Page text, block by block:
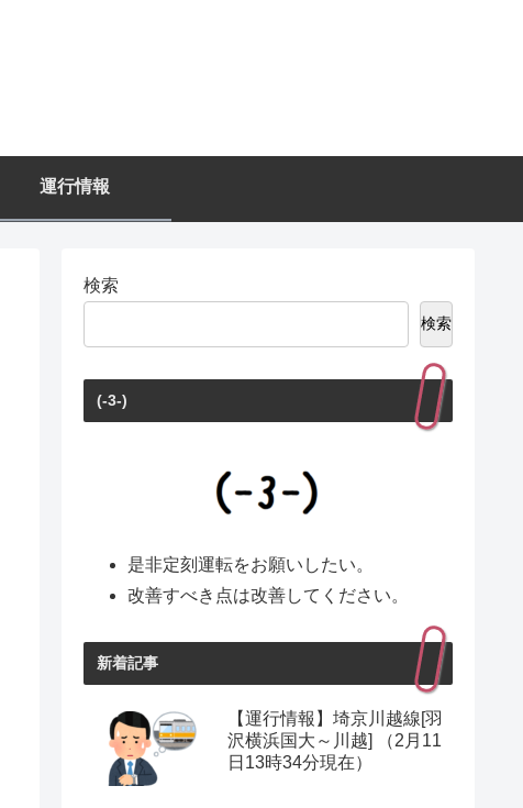
運行情報
検索
検索
(-3-)
是非定刻運転をお願いしたい。
改善すべき点は改善してください。
新着記事
【運行情報】埼京川越線[羽
沢横浜国大～川越] （2月11
日13時34分現在）